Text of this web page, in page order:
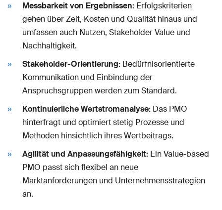
Messbarkeit von Ergebnissen: Erfolgskriterien
gehen über Zeit, Kosten und Qualität hinaus und
umfassen auch Nutzen, Stakeholder Value und
Nachhaltigkeit.
Stakeholder-Orientierung: Bedürfnisorientierte
Kommunikation und Einbindung der
Anspruchsgruppen werden zum Standard.
Kontinuierliche Wertstromanalyse: Das PMO
hinterfragt und optimiert stetig Prozesse und
Methoden hinsichtlich ihres Wertbeitrags.
Agilität und Anpassungsfähigkeit: Ein Value-based
PMO passt sich flexibel an neue
Marktanforderungen und Unternehmensstrategien
an.